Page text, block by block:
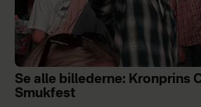
Se alle billederne: Kronprins
Smukfest